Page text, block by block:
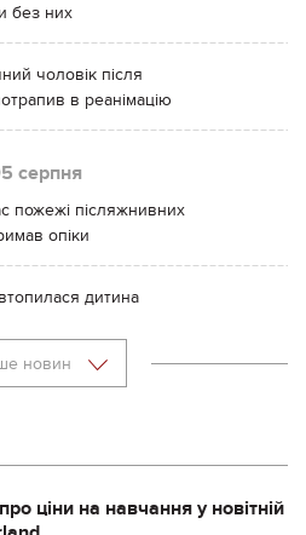
без них
чоловік після
в реанімацію
серпня
пожежі післяжнивних
опіки
дитина
новин
ціни на навчання у новітній